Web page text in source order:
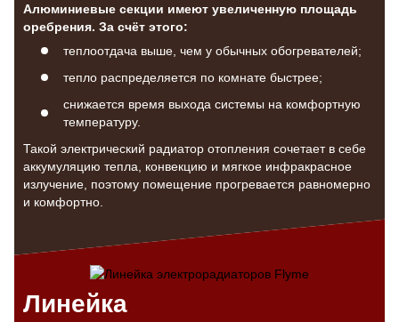
Алюминиевые секции имеют увеличенную площадь
оребрения. За счёт этого:
теплоотдача выше, чем у обычных обогревателей;
тепло распределяется по комнате быстрее;
снижается время выхода системы на комфортную
температуру.
Такой электрический радиатор отопления сочетает в себе
аккумуляцию тепла, конвекцию и мягкое инфракрасное
излучение, поэтому помещение прогревается равномерно
и комфортно.
Линейка